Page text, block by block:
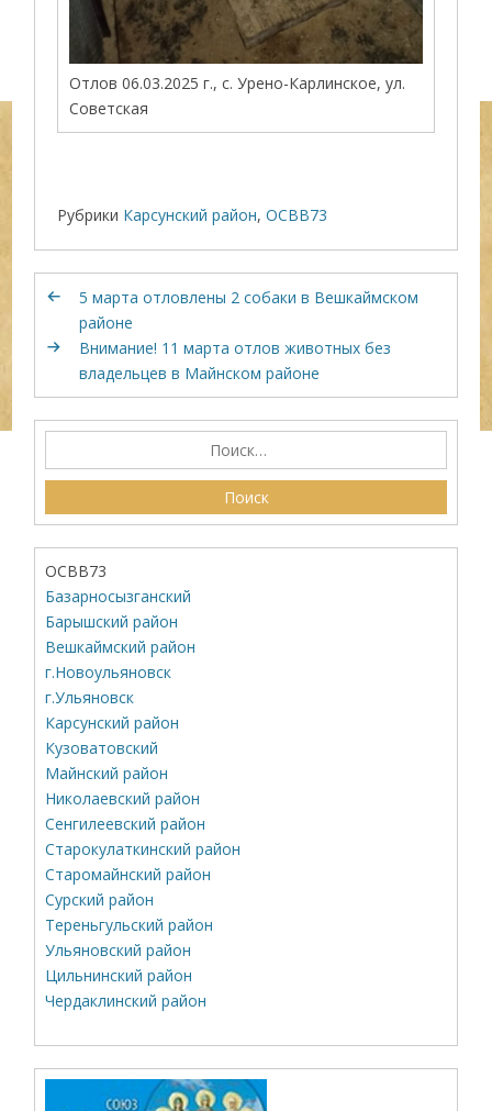
Отлов 06.03.2025 г., с. Урено-Карлинское, ул.
Советская
Рубрики Карсунский район,ОСВВ73
5 марта отловлены 2 собаки в Вешкаймском
районе
Внимание! 11 марта отлов животных без
владельцев в Майнском районе
ОСВВ73
Базарносызганский
Барышский район
Вешкаймский район
г.Новоульяновск
г.Ульяновск
Карсунский район
Кузоватовский
Майнский район
Николаевский район
Сенгилеевский район
Старокулаткинский район
Старомайнский район
Сурский район
Тереньгульский район
Ульяновский район
Цильнинский район
Чердаклинский район